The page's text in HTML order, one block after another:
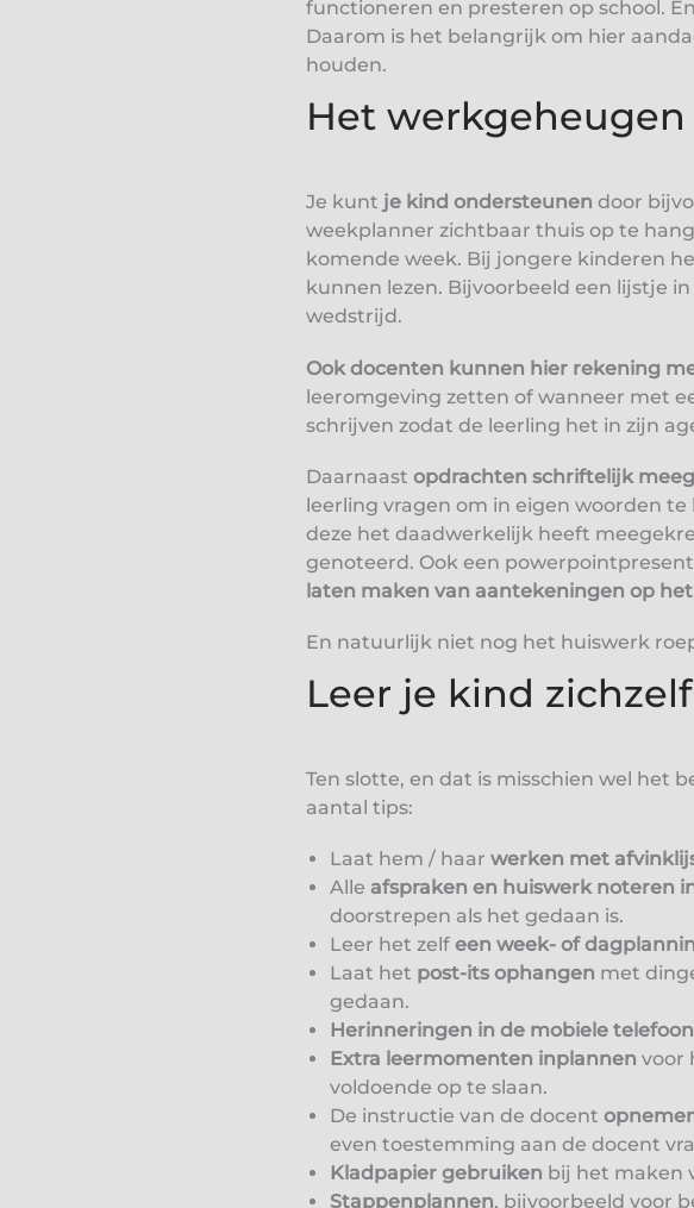
functioneren en presteren op school. En
Daarom is het belangrijk om hier
houden.
Het
Je kunt je kind ondersteunen door
weekplanner zichtbaar thuis op te
komende week. Bij jongere kinderen
kunnen lezen. Bijvoorbeeld een lijstje
wedstrijd.
Ook docenten kunnen hier rekening
leeromgeving zetten of wanneer met
schrijven zodat de leerling het in zijn
Daarnaast opdrachten schriftelijk
leerling vragen om in eigen woorden
deze het daadwerkelijk heeft
genoteerd. Ook een
laten maken van aantekeningen op
En natuurlijk niet nog het huiswerk
Leer je kind
Ten slotte, en dat is misschien wel het
aantal tips:
Laat hem / haar werken met
Alle afspraken en huiswerk noteren
doorstrepen als het gedaan is.
Leer het zelf een week- of
Laat het post-its ophangen met
gedaan.
Herinneringen in de mobiele telefoon
Extra leermomenten inplannen voor
voldoende op te slaan.
De instructie van de docent
even toestemming aan de docent
Kladpapier gebruiken bij het maken
Stappenplannen, bijvoorbeeld voor